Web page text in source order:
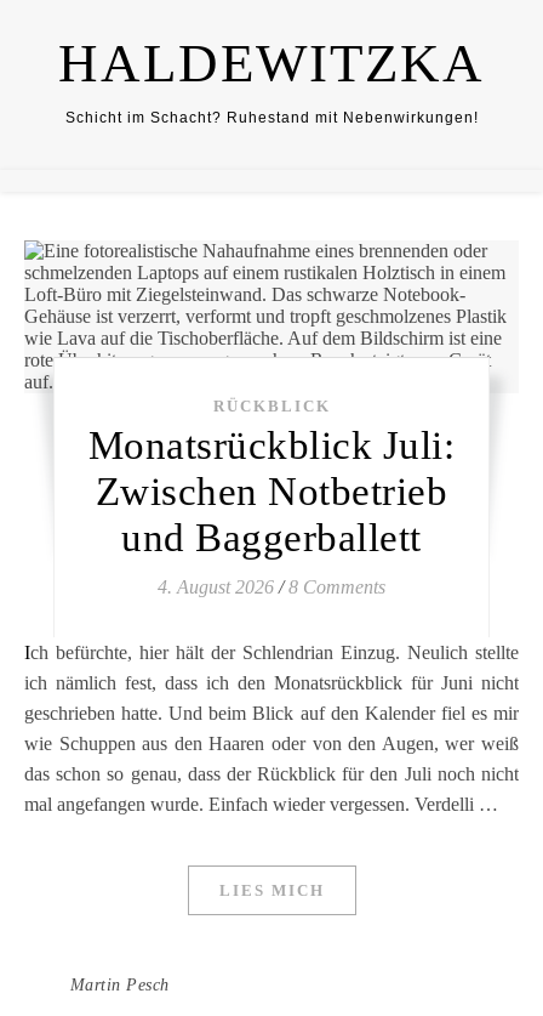
HALDEWITZKA
Schicht im Schacht? Ruhestand mit Nebenwirkungen!
RÜCKBLICK
Monatsrückblick Juli:
Zwischen Notbetrieb
und Baggerballett
4. August 2026 / 8 Comments
Ich befürchte, hier hält der Schlendrian Einzug. Neulich stellte
ich nämlich fest, dass ich den Monatsrückblick für Juni nicht
geschrieben hatte. Und beim Blick auf den Kalender fiel es mir
wie Schuppen aus den Haaren oder von den Augen, wer weiß
das schon so genau, dass der Rückblick für den Juli noch nicht
mal angefangen wurde. Einfach wieder vergessen. Verdelli …
LIES MICH
Martin Pesch